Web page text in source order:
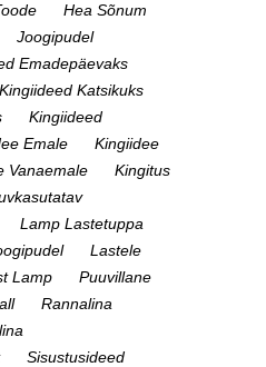
Hea Sõnum
Joogipudel
Emadepäevaks
Kingiideed Katsikuks
Kingiideed
Emale
Kingiidee
Vanaemale
Kingitus
Lamp Lastetuppa
Lastele
Lamp
Puuvillane
Rannalina
Sisustusideed